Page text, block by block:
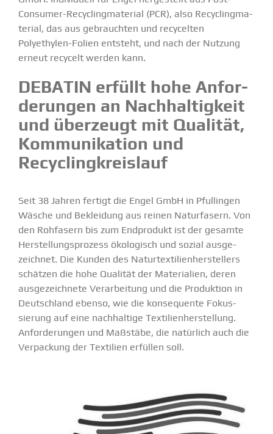
Consumer-Recycling­­ma­­terial (PCR), also Recycling­ma­
terial, das aus gebrauchten und recycelten
Polyethylen-Folien entsteht, und nach der Nutzung
erneut recycelt werden kann.
DEBATIN erfüllt hohe Anfor­
de­rungen an Nachhal­tigkeit
und überzeugt mit Qualität,
Kommu­ni­kation und
Recycling­kreislauf
Seit 38 Jahren fertigt die Engel GmbH in Pfullingen
Wäsche und Bekleidung aus reinen Natur­fasern. Von
den Rohfasern bis zum Endprodukt ist der gesamte
Herstel­lungs­prozess ökolo­gisch und sozial ausge­
zeichnet. Die Kunden des Natur­tex­ti­li­en­her­stellers
schätzen die hohe Qualität der Materialien, deren
ausge­zeichnete Verar­beitung und die Produktion in
Deutschland ebenso, wie die konse­quente Fokus­
sierung auf eine nachhaltige Texti­li­en­her­stellung.
Anfor­de­rungen und Maßstäbe, die natürlich auch die
Verpa­ckung der Textilien erfüllen soll.